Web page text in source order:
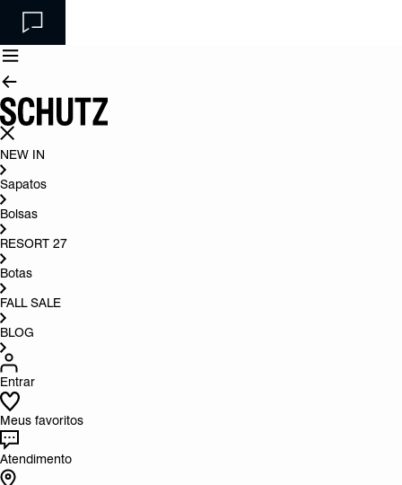
NEW IN
Sapatos
Bolsas
RESORT 27
Botas
FALL SALE
BLOG
Entrar
Meus favoritos
Atendimento